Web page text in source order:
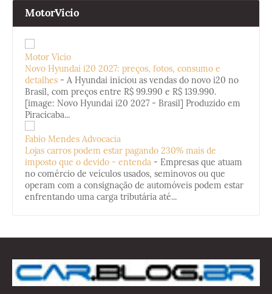
MotorVicio
Motor Vício
Novo Hyundai i20 2027: preços, fotos, consumo e
detalhes - A Hyundai iniciou as vendas do novo i20 no
Brasil, com preços entre R$ 99.990 e R$ 139.990.
[image: Novo Hyundai i20 2027 - Brasil] Produzido em
Piracicaba...
Fabio Mendes Advocacia
Lojas carros podem estar pagando 230% mais de
imposto que o devido - entenda - Empresas que atuam
no comércio de veículos usados, seminovos ou que
operam com a consignação de automóveis podem estar
enfrentando uma carga tributária até...